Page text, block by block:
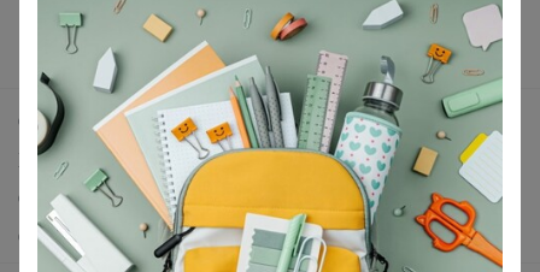
Новости
Поддержка альпак
Самое выгодное
Хиты продаж
Самое желанное
Самое быстрое